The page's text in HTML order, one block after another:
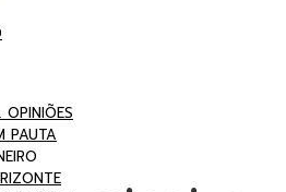
PAUTA